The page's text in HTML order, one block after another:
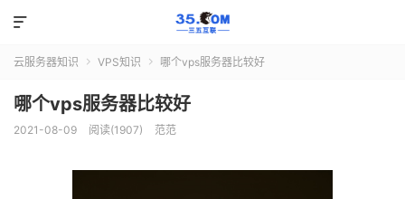

云服务器知识  VPS知识  哪个vps服务器比较好
哪个vps服务器比较好
2021-08-09 阅读(1907) 范范